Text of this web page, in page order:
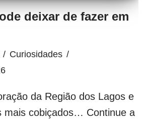
deixar de fazer em
Curiosidades
da Região dos Lagos e
mais cobiçados… Continue a